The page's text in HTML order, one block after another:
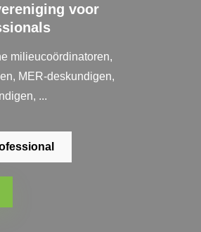
voor
milieucoördinatoren,
MER-deskundigen,
...